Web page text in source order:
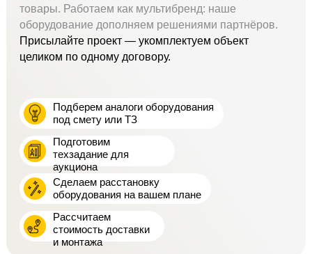
товары. Работаем как мультибренд: наше
оборудование дополняем решениями партнёров.
Присылайте проект — укомплектуем объект
целиком по одному договору.
Подберем аналоги оборудования
под смету или ТЗ
Подготовим
техзадание для
аукциона
Сделаем расстановку
оборудования на вашем плане
Рассчитаем
стоимость доставки
и монтажа